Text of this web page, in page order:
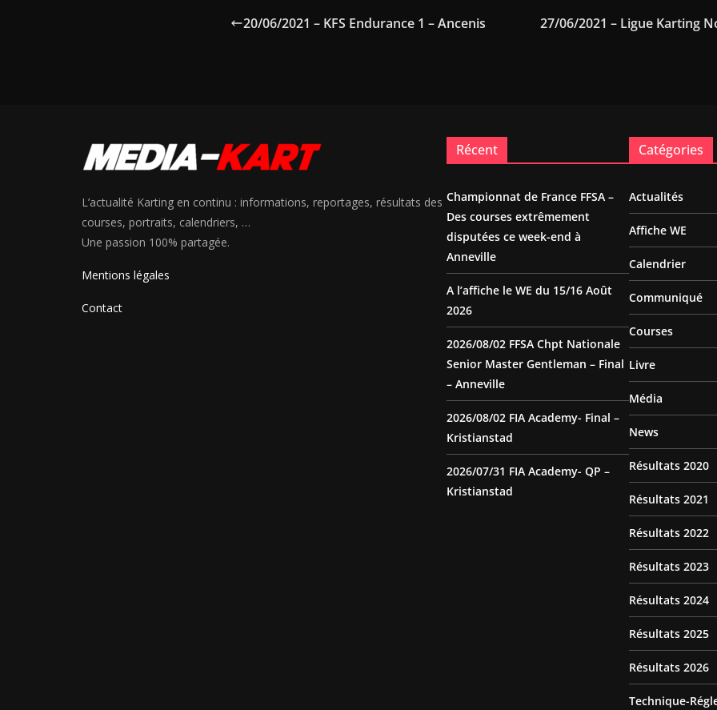
20/06/2021 – KFS Endurance 1 – Ancenis
27/06/2021 – Ligue Karting
L’actualité Karting en continu : informations, reportages, résultats des
courses, portraits, calendriers, …
Une passion 100% partagée.
Mentions légales
Contact
Récent
Championnat de France FFSA –
Des courses extrêmement
disputées ce week-end à
Anneville
A l’affiche le WE du 15/16 Août
2026
2026/08/02 FFSA Chpt Nationale
Senior Master Gentleman – Final
– Anneville
2026/08/02 FIA Academy- Final –
Kristianstad
2026/07/31 FIA Academy- QP –
Kristianstad
Catégories
Actualités
Affiche WE
Calendrier
Communiqué
Courses
Livre
Média
News
Résultats 2020
Résultats 2021
Résultats 2022
Résultats 2023
Résultats 2024
Résultats 2025
Résultats 2026
Technique-